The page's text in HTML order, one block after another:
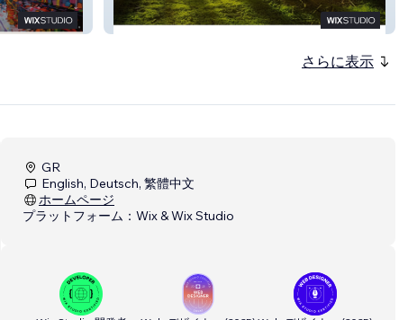
thesurvivorwithin
さらに表示
GR
English, Deutsch, 繁體中文
ホームページ
プラットフォーム： Wix & Wix Studio